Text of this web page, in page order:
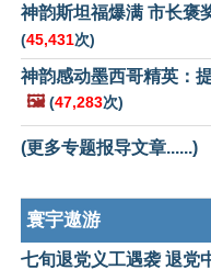
神韵斯坦福爆满 市长褒
(45,431次)
神韵感动墨西哥精英：
🖼️ (47,283次)
(更多专题报导文章......)
寰宇遨游
七旬退党义工遇袭 退党